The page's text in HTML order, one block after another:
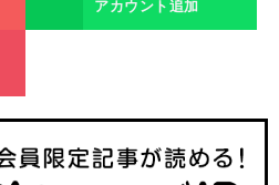
。
世
」
へ
アカウント追加